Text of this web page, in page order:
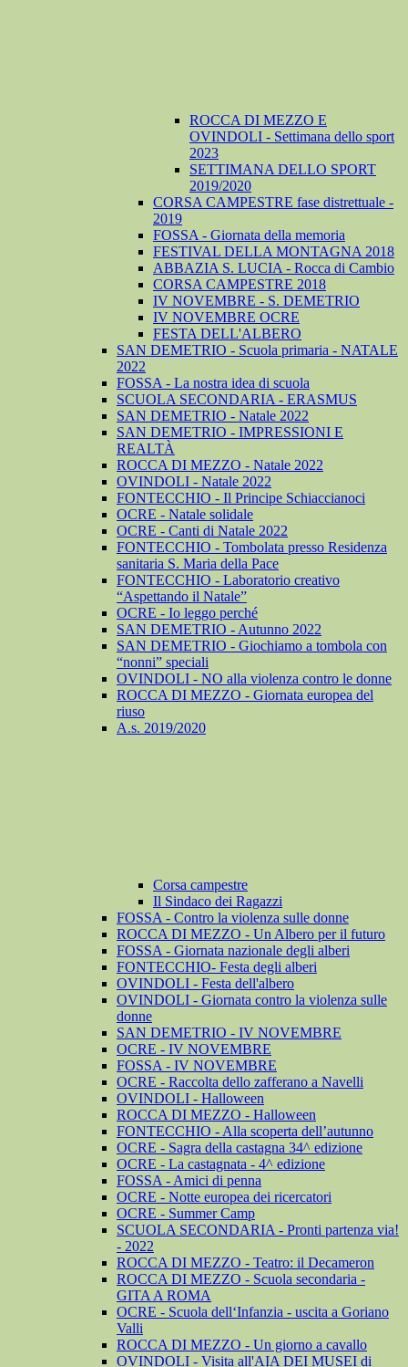
ROCCA DI MEZZO E
OVINDOLI - Settimana dello sport
2023
SETTIMANA DELLO SPORT
2019/2020
CORSA CAMPESTRE fase distrettuale -
2019
FOSSA - Giornata della memoria
FESTIVAL DELLA MONTAGNA 2018
ABBAZIA S. LUCIA - Rocca di Cambio
CORSA CAMPESTRE 2018
IV NOVEMBRE - S. DEMETRIO
IV NOVEMBRE OCRE
FESTA DELL'ALBERO
SAN DEMETRIO - Scuola primaria - NATALE
2022
FOSSA - La nostra idea di scuola
SCUOLA SECONDARIA - ERASMUS
SAN DEMETRIO - Natale 2022
SAN DEMETRIO - IMPRESSIONI E
REALTÀ
ROCCA DI MEZZO - Natale 2022
OVINDOLI - Natale 2022
FONTECCHIO - Il Principe Schiaccianoci
OCRE - Natale solidale
OCRE - Canti di Natale 2022
FONTECCHIO - Tombolata presso Residenza
sanitaria S. Maria della Pace
FONTECCHIO - Laboratorio creativo
“Aspettando il Natale”
OCRE - Io leggo perché
SAN DEMETRIO - Autunno 2022
SAN DEMETRIO - Giochiamo a tombola con
“nonni” speciali
OVINDOLI - NO alla violenza contro le donne
ROCCA DI MEZZO - Giornata europea del
riuso
A.s. 2019/2020
Corsa campestre
Il Sindaco dei Ragazzi
FOSSA - Contro la violenza sulle donne
ROCCA DI MEZZO - Un Albero per il futuro
FOSSA - Giornata nazionale degli alberi
FONTECCHIO- Festa degli alberi
OVINDOLI - Festa dell'albero
OVINDOLI - Giornata contro la violenza sulle
donne
SAN DEMETRIO - IV NOVEMBRE
OCRE - IV NOVEMBRE
FOSSA - IV NOVEMBRE
OCRE - Raccolta dello zafferano a Navelli
OVINDOLI - Halloween
ROCCA DI MEZZO - Halloween
FONTECCHIO - Alla scoperta dell’autunno
OCRE - Sagra della castagna 34^ edizione
OCRE - La castagnata - 4^ edizione
FOSSA - Amici di penna
OCRE - Notte europea dei ricercatori
OCRE - Summer Camp
SCUOLA SECONDARIA - Pronti partenza via!
- 2022
ROCCA DI MEZZO - Teatro: il Decameron
ROCCA DI MEZZO - Scuola secondaria -
GITA A ROMA
OCRE - Scuola dell‘Infanzia - uscita a Goriano
Valli
ROCCA DI MEZZO - Un giorno a cavallo
OVINDOLI - Visita all'AIA DEI MUSEI di